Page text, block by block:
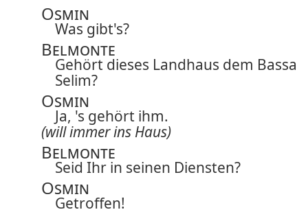
Osmin
Was gibt's?
Belmonte
Gehört dieses Landhaus dem Bassa
Selim?
Osmin
Ja, 's gehört ihm.
(will immer ins Haus)
Belmonte
Seid Ihr in seinen Diensten?
Osmin
Getroffen!